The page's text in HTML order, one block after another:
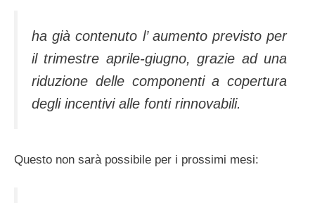
ha già contenuto l’ aumento previsto per
il trimestre aprile-giugno, grazie ad una
riduzione delle componenti a copertura
degli incentivi alle fonti rinnovabili.
Questo non sarà possibile per i prossimi mesi: